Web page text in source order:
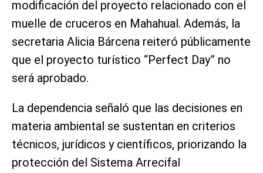
modificación del proyecto relacionado con el
muelle de cruceros en Mahahual. Además, la
secretaria Alicia Bárcena reiteró públicamente
que el proyecto turístico “Perfect Day” no
será aprobado.
La dependencia señaló que las decisiones en
materia ambiental se sustentan en criterios
técnicos, jurídicos y científicos, priorizando la
protección del Sistema Arrecifal